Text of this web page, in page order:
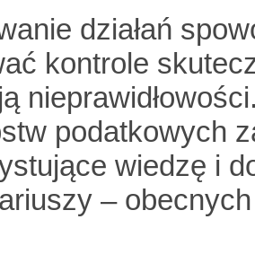
działań
kontrole
podatkowych
wiedzę i
–